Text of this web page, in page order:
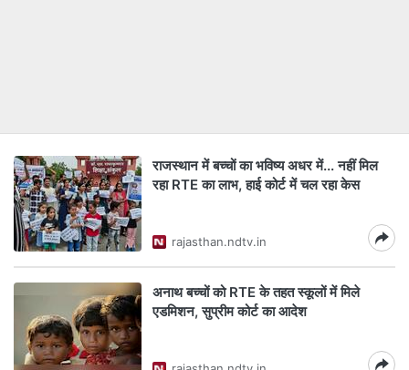
राजस्थान में बच्चों का भविष्य अधर में... नहीं मिल
रहा RTE का लाभ, हाई कोर्ट में चल रहा केस
rajasthan.ndtv.in
अनाथ बच्‍चों को RTE के तहत स्‍कूलों में म‍िले
एडम‍िशन, सुप्रीम कोर्ट का आदेश